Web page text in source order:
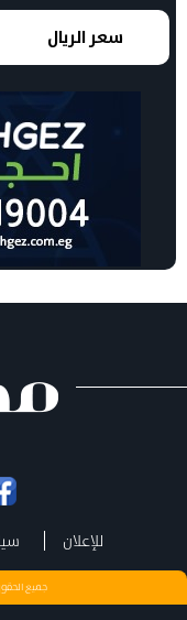
سعر الريال
للإعلان
جميع